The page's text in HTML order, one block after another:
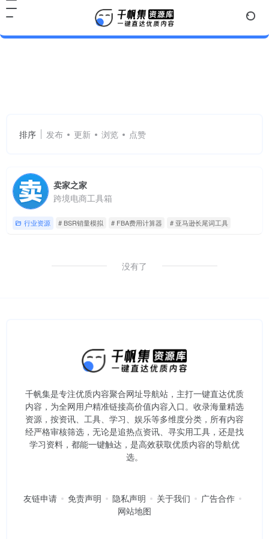
排序 发布 更新 浏览 点赞
卖家之家
跨境电商工具箱
行业资源 # BSR销量模拟 # FBA费用计算器 # 亚马逊长尾词工具
没有了
千帆集是专注优质内容聚合网址导航站，主打一键直达优质
内容，为全网用户精准链接高价值内容入口。​收录海量精选
资源，按资讯、工具、学习、娱乐等多维度分类，所有内容
经严格审核筛选，无论是追热点资讯、寻实用工具，还是找
学习资料，都能一键触达，是高效获取优质内容的导航优
选。
友链申请 免责声明 隐私声明 关于我们
广告合作
网站地图